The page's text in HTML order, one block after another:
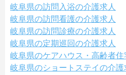
岐阜県の訪問入浴の介護求人
岐阜県の訪問看護の介護求人
岐阜県の訪問診療の介護求人
岐阜県の定期巡回の介護求人
岐阜県のケアハウス・高齢者住
岐阜県のショートステイの介護